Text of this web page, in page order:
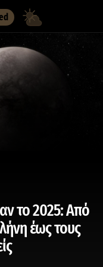
το 2025: Από
έως τους